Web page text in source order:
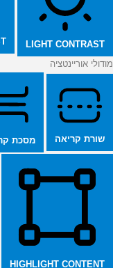
LIGHT CONTRAST
מודולי אוריינטציה
שורת קריאה מסכת
HIGHLIGHT CONTENT